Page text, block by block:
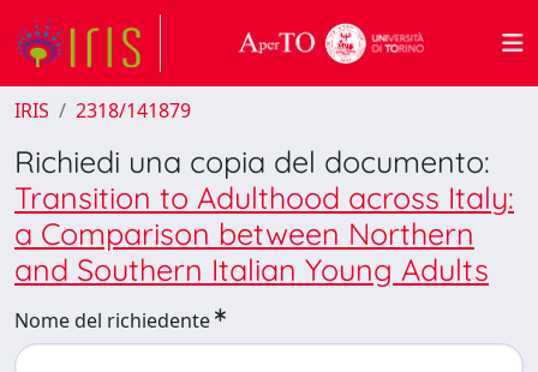
IRIS 2318/141879
Richiedi una copia del documento:
Transition to Adulthood across Italy:
a Comparison between Northern
and Southern Italian Young Adults
Nome del richiedente